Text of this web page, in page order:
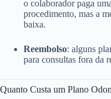
o colaborador paga
procedimento, mas a
baixa.
Reembolso: alguns
para consultas fora da
Quanto Custa um Plano